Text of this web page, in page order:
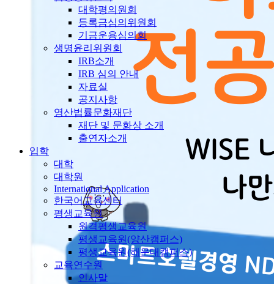
대학평의원회
등록금심의위원회
기금운용심의회
생명윤리위원회
IRB소개
IRB 심의 안내
자료실
공지사항
영산법률문화재단
재단 및 문화상 소개
출연자소개
입학
대학
대학원
International Application
한국어교육센터
평생교육원
원격평생교육원
평생교육원(양산캠퍼스)
평생교육원(해운대캠퍼스)
교육연수원
인사말